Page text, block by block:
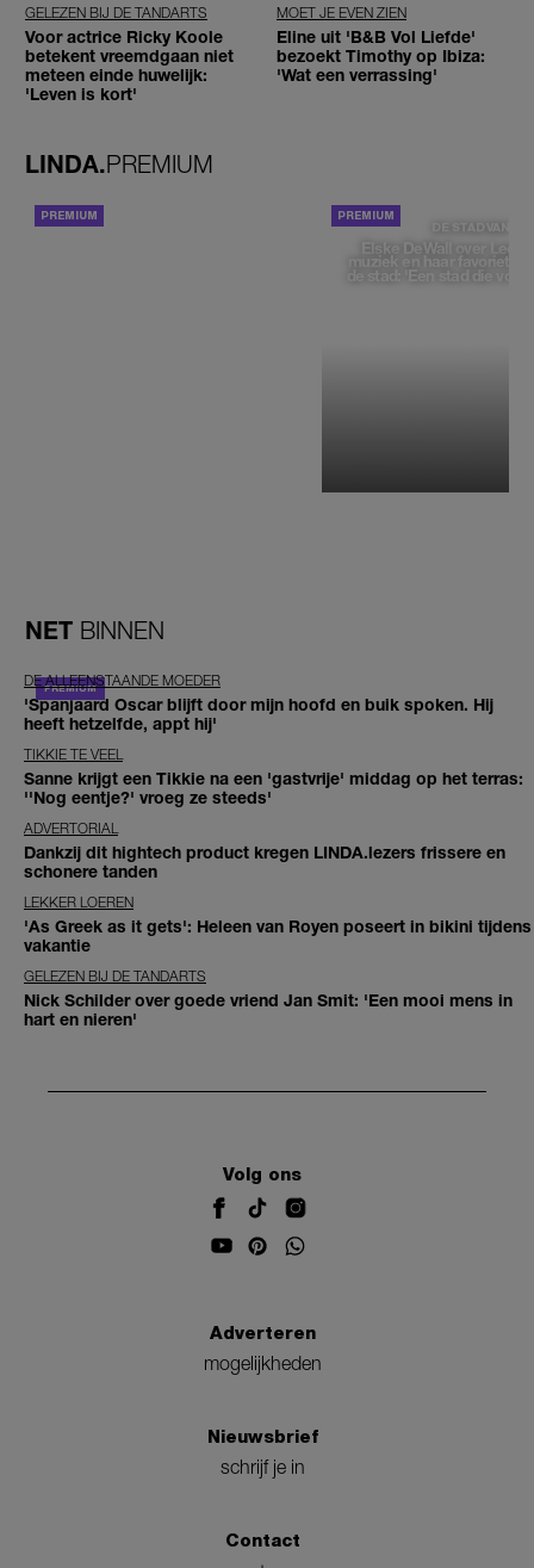
GELEZEN BIJ DE TANDARTS
Voor actrice Ricky Koole
betekent vreemdgaan niet
meteen einde huwelijk:
'Leven is kort'
MOET JE EVEN ZIEN
Eline uit 'B&B Vol Liefde'
bezoekt Timothy op Ibiza:
'Wat een verrassing'
LINDA.PREMIUM
DE STAD VAN
Elske DeWall over
muziek en haar favoriete
de stad: 'Een stad die
NET BINNEN
DE ALLEENSTAANDE MOEDER
'Spanjaard Oscar blijft door mijn hoofd en buik spoken. Hij
heeft hetzelfde, appt hij'
TIKKIE TE VEEL
Sanne krijgt een Tikkie na een 'gastvrije' middag op het terras:
''Nog eentje?' vroeg ze steeds'
ADVERTORIAL
Dankzij dit hightech product kregen LINDA.lezers frissere en
schonere tanden
LEKKER LOEREN
'As Greek as it gets': Heleen van Royen poseert in bikini tijdens
vakantie
GELEZEN BIJ DE TANDARTS
Nick Schilder over goede vriend Jan Smit: 'Een mooi mens in
hart en nieren'
Volg ons
Adverteren
mogelijkheden
Nieuwsbrief
schrijf je in
Contact